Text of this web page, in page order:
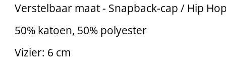
Verstelbaar maat - Snapback-cap / Hip
50% katoen, 50% polyester
Vizier: 6 cm